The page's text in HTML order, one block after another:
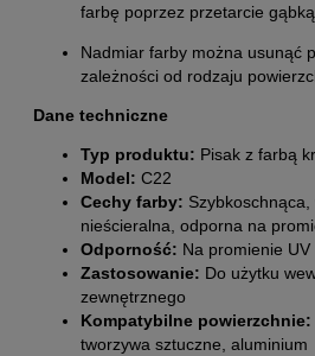
farbę poprzez przetarcie
Nadmiar farby można usunąć
zależności od rodzaju
Dane techniczne
Typ produktu: Pisak z farbą
Model: C22
Cechy farby: Szybkoschnąca,
nieścieralna, odporna na
Odporność: Na promienie UV
Zastosowanie: Do użytku
zewnętrznego
Kompatybilne powierzchnie:
tworzywa sztuczne, aluminium